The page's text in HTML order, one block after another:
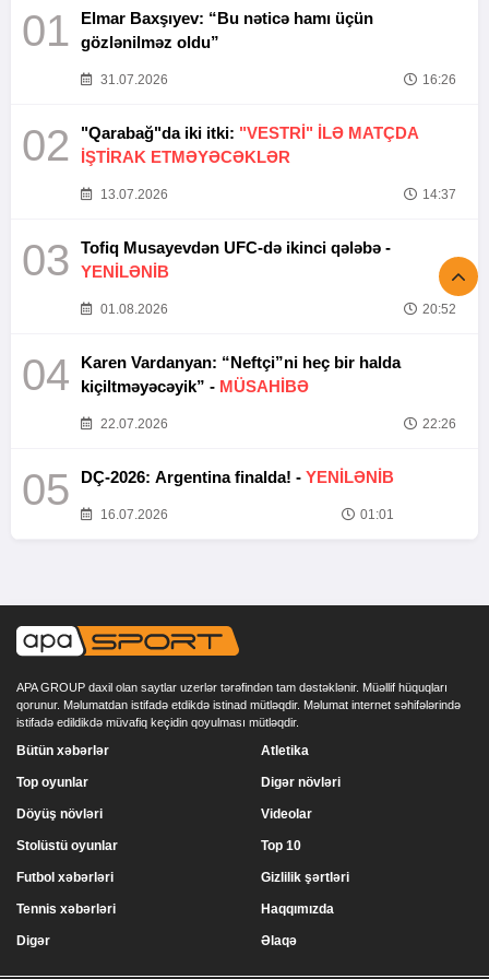
01
Elmar Baxşıyev: “Bu nəticə hamı üçün
gözlənilməz oldu”
31.07.2026 16:26
02 "Qarabağ"da iki itki: "VESTRİ" İLƏ MATÇDA
İŞTİRAK ETMƏYƏCƏKLƏR
13.07.2026 14:37
03
Tofiq Musayevdən UFC-də ikinci qələbə -
YENİLƏNİB
01.08.2026 20:52
04
Karen Vardanyan: “Neftçi”ni heç bir halda
kiçiltməyəcəyik” - MÜSAHİBƏ
22.07.2026 22:26
05 DÇ-2026: Argentina finalda! - YENİLƏNİB
16.07.2026 01:01
APA GROUP daxil olan saytlar uzerlər tərəfindən tam dəstəklənir. Müəllif hüquqları
qorunur. Məlumatdan istifadə etdikdə istinad mütləqdir. Məlumat internet səhifələrində
istifadə edildikdə müvafiq keçidin qoyulması mütləqdir.
Bütün xəbərlər
Top oyunlar
Döyüş növləri
Stolüstü oyunlar
Atletika
Digər növləri
Videolar
Top 10
Futbol xəbərləri
Tennis xəbərləri
Digər
Gizlilik şərtləri
Haqqımızda
Əlaqə